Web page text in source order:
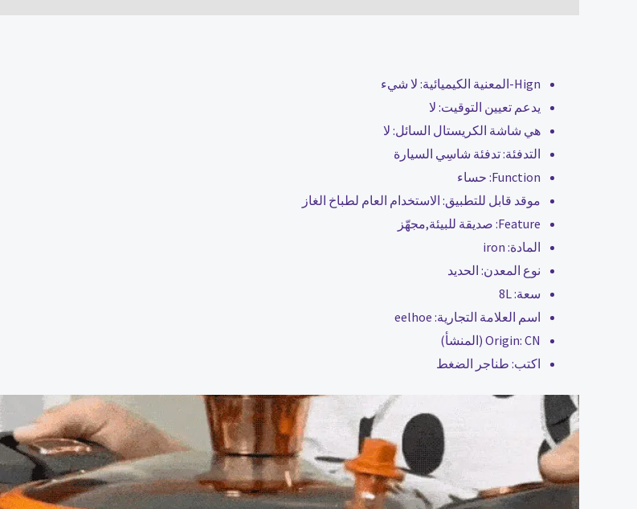
Hign-المعنية الكيميائية:
لا شيء
يدعم تعيين التوقيت: لا
هي شاشة الكريستال السائل: لا
التدفئة:تدفئة شاسِي السيارة
Function: حساء
موقد قابل للتطبيق: الاستخدام العام لطباخ الغاز
Feature: صديقة للبيئة,مجهّز
المادة: iron
نوع المعدن: الحديد
سعة: 8L
اسم العلامة التجارية: eelhoe
Origin: CN (المنشأ)
اكتب: طناجر الضغط